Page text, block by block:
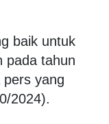
baik untuk
pada tahun
pers yang
2024).